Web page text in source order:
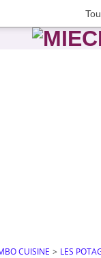
CUISINE > LES